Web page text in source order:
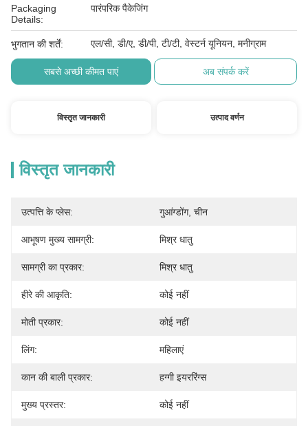
Packaging
Details:
पारंपरिक पैकेजिंग
भुगतान की शर्तें: एल/सी, डी/ए, डी/पी, टी/टी, वेस्टर्न यूनियन, मनीग्राम
सबसे अच्छी कीमत पाएं अब संपर्क करें
विस्तृत जानकारी उत्पाद वर्णन
विस्तृत जानकारी
उत्पत्ति के प्लेस: गुआंग्डोंग, चीन
आभूषण मुख्य सामग्री: मिश्र धातु
सामग्री का प्रकार: मिश्र धातु
हीरे की आकृति: कोई नहीं
मोती प्रकार: कोई नहीं
लिंग: महिलाएं
कान की बाली प्रकार: हग्गी इयररिंग्स
मुख्य प्रस्तर: कोई नहीं